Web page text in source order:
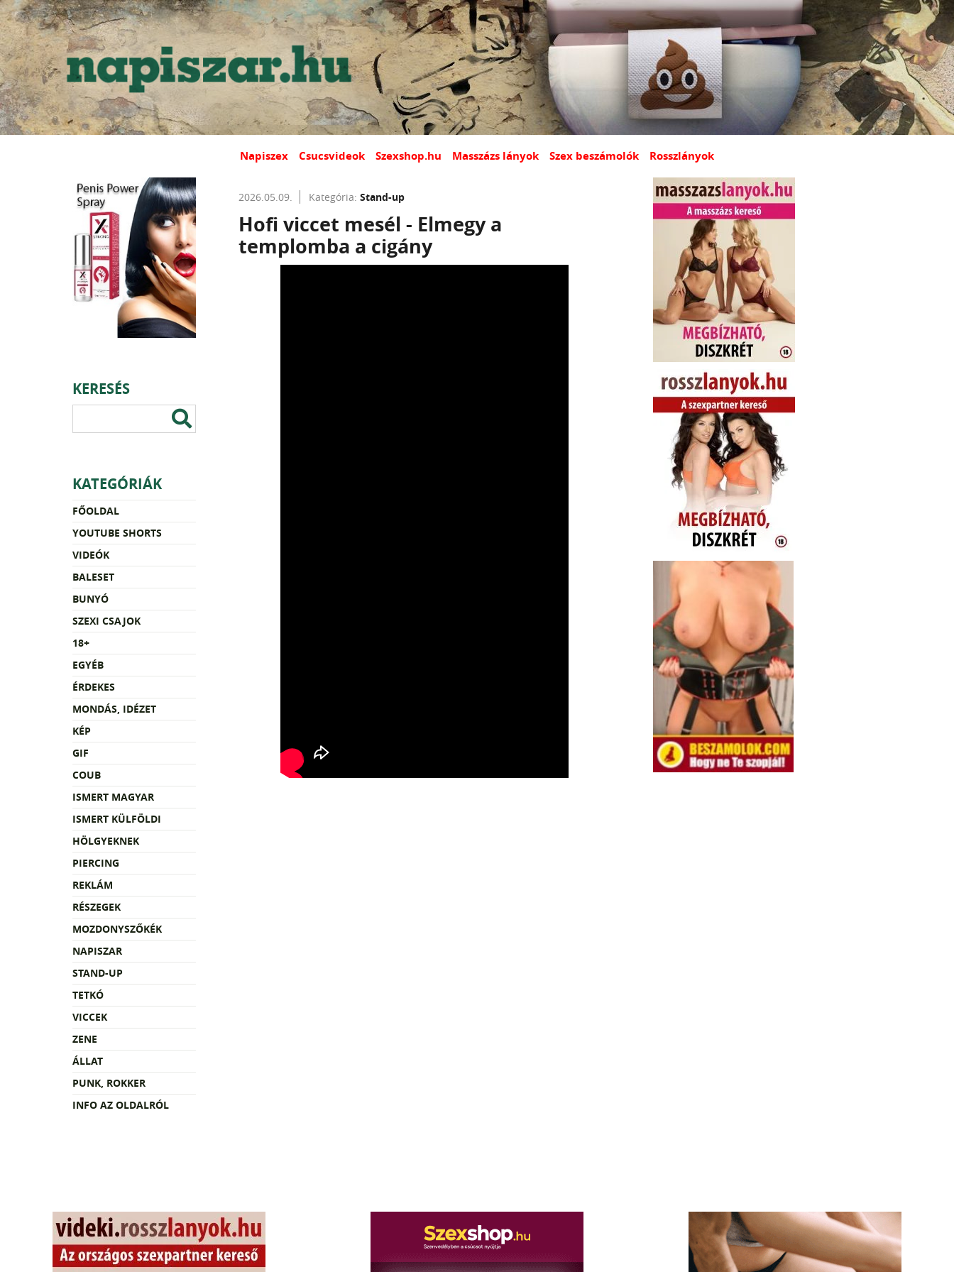
Napiszex Csucsvideok Szexshop.hu Masszázs lányok Szex beszámolók Rosszlányok
KERESÉS
KATEGÓRIÁK
FŐOLDAL
YOUTUBE SHORTS
VIDEÓK
BALESET
BUNYÓ
SZEXI CSAJOK
18+
EGYÉB
ÉRDEKES
MONDÁS, IDÉZET
KÉP
GIF
COUB
ISMERT MAGYAR
ISMERT KÜLFÖLDI
HÖLGYEKNEK
PIERCING
REKLÁM
RÉSZEGEK
MOZDONYSZŐKÉK
NAPISZAR
STAND-UP
TETKÓ
VICCEK
ZENE
ÁLLAT
PUNK, ROKKER
INFO AZ OLDALRÓL
2026.05.09. Kategória: Stand-up
Hofi viccet mesél - Elmegy a
templomba a cigány